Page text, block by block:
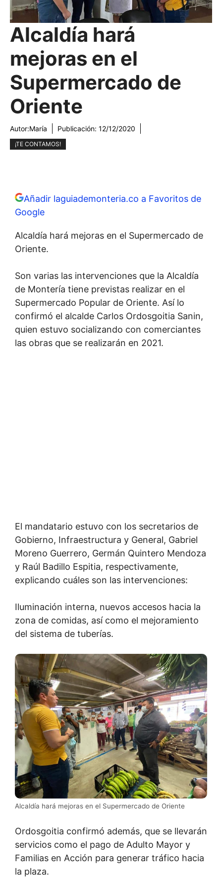
Alcaldía hará
mejoras en el
Supermercado de
Oriente
Autor:María Publicación: 12/12/2020
¡TE CONTAMOS!
Añadir laguiademonteria.co a Favoritos de
Google
Alcaldía hará mejoras en el Supermercado de
Oriente.
Son varias las intervenciones que la Alcaldía
de Montería tiene previstas realizar en el
Supermercado Popular de Oriente. Así lo
confirmó el alcalde Carlos Ordosgoitia Sanin,
quien estuvo socializando con comerciantes
las obras que se realizarán en 2021.
El mandatario estuvo con los secretarios de
Gobierno, Infraestructura y General, Gabriel
Moreno Guerrero, Germán Quintero Mendoza
y Raúl Badillo Espitia, respectivamente,
explicando cuáles son las intervenciones:
Iluminación interna, nuevos accesos hacia la
zona de comidas, así como el mejoramiento
del sistema de tuberías.
Alcaldía hará mejoras en el Supermercado de Oriente
Ordosgoitia confirmó además, que se llevarán
servicios como el pago de Adulto Mayor y
Familias en Acción para generar tráfico hacia
la plaza.